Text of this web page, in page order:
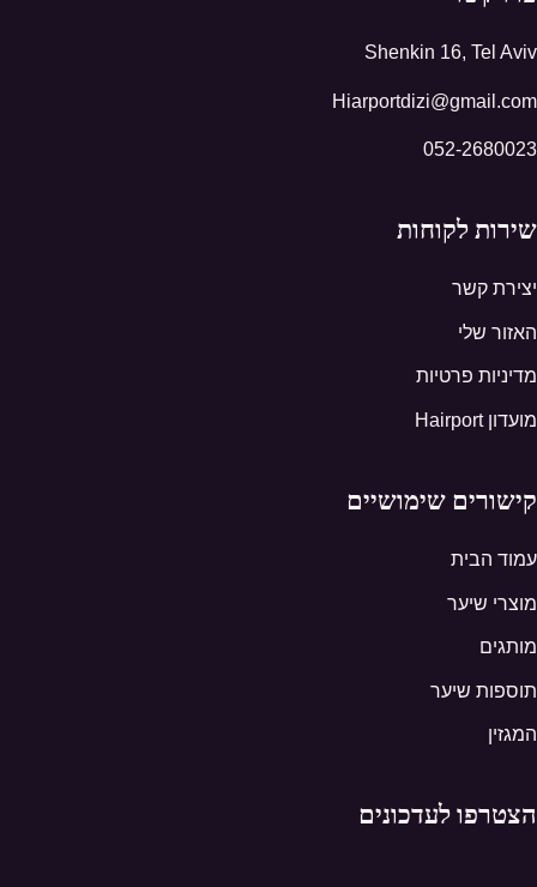
Shenkin 16, Tel Aviv
Hiarportdizi@gmail.com
052-2680023
שירות לקוחות
יצירת קשר
האזור שלי
מדיניות פרטיות
מועדון Hairport
קישורים שימושיים
עמוד הבית
מוצרי שיער
מותגים
תוספות שיער
המגזין
הצטרפו לעדכונים